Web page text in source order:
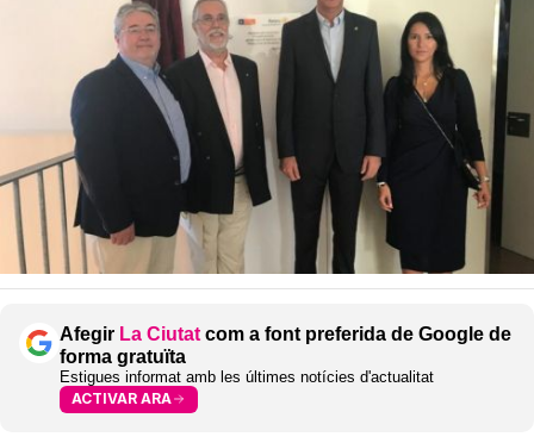
Afegir La Ciutat com a font preferida de Google de
forma gratuïta
Estigues informat amb les últimes notícies d'actualitat
ACTIVAR ARA